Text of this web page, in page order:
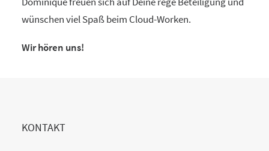
wünschen viel Spaß beim Cloud-Worken.
Wir hören uns!
KONTAKT